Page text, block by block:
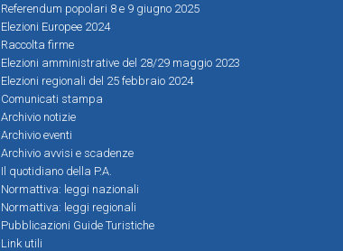
Referendum popolari 8 e 9 giugno 2025
Elezioni Europee 2024
Raccolta firme
Elezioni amministrative del 28/29 maggio 2023
Elezioni regionali del 25 febbraio 2024
Comunicati stampa
Archivio notizie
Archivio eventi
Archivio avvisi e scadenze
Il quotidiano della P.A.
Normattiva: leggi nazionali
Normattiva: leggi regionali
Pubblicazioni Guide Turistiche
Link utili